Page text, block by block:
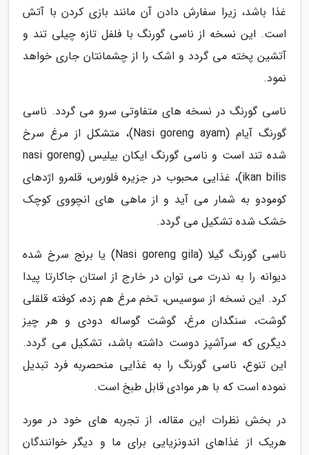
غذا باشد، زیرا سفارش دادن آن مانند بازی کردن با آتش
است. این نسخه از ناسی گورنگ با فلفل تازه چیلی تند و
آتشین پخته می گردد و اشک را از چشمانتان جاری خواهد
نمود.
ناسی گورنگ در نسخه های متفاوتی سرو می گردد. ناسی
گورنگ آیام (Nasi goreng ayam)، متشکل از مرغ سرخ
شده تند است و ناسی گورنگ ایکان بیلیس (nasi goreng
ikan bilis)، غذایی محبوب در جزیره فلورس، قلمرو اژدهای
کومودو به شمار می آید و از ماهی های انچووی کوچک
خشک شده تشکیل می گردد.
ناسی گورنگ گیلا (Nasi goreng gila) یا برنج سرخ شده
دیوانه را به ندرت می توان در خارج از استان جاکارتا پیدا
کرد. این نسخه از سوسیس، تخم مرغ هم زده، کوفته قلقلی
گوشت، سنگدان مرغ، گوشت گوساله دودی و هر چیز
دیگری که سرآشپز دوست داشته باشد، تشکیل می گردد.
این تنوع، ناسی گورنگ را به غذایی منحصربه فرد تبدیل
نموده است که با هر موادی قابل طبخ است.
در بخش نظرات این مقاله، از تجربه های خود در مورد
هریک از غذاهای اندونزیایی برای ما و دیگر خوانندگان